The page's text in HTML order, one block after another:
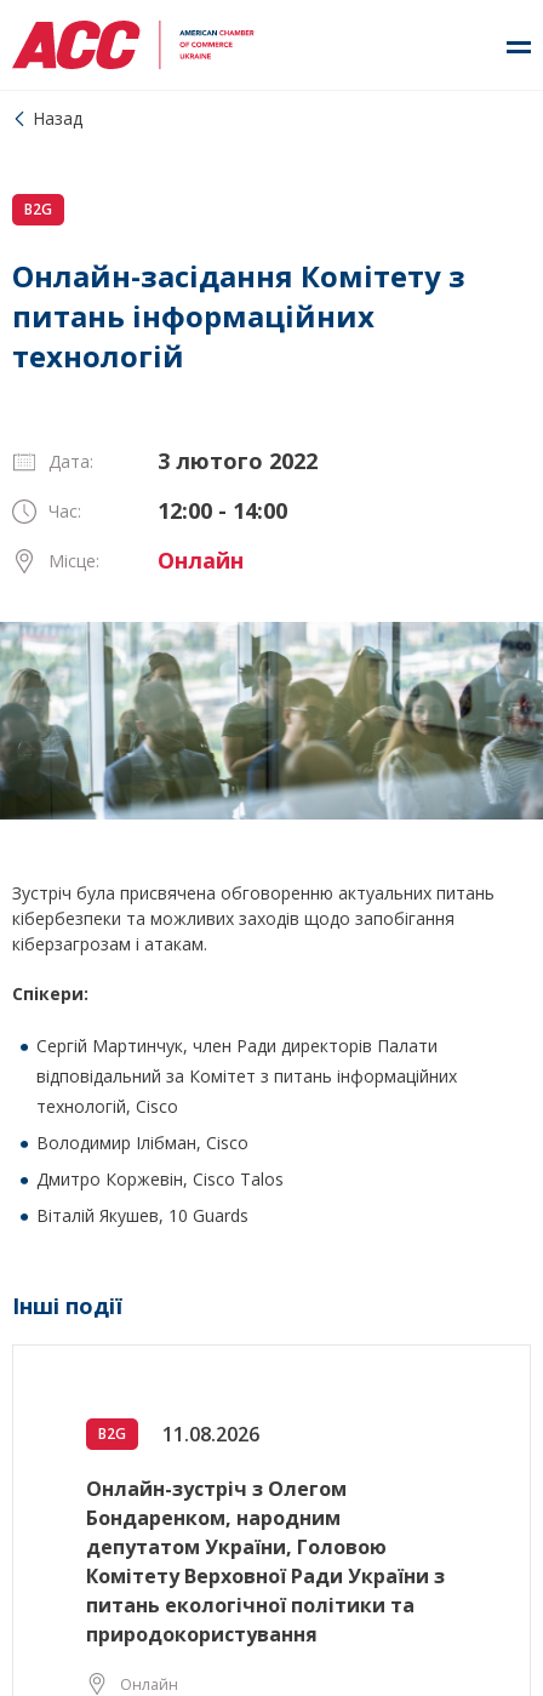
Назад
B2G
Онлайн-засідання Комітету з
питань інформаційних
технологій
Дата: 3 лютого 2022
Час: 12:00 - 14:00
Місце: Онлайн
Зустріч була присвячена обговоренню актуальних питань
кібербезпеки та можливих заходів щодо запобігання
кіберзагрозам і атакам.
Спікери:
Сергій Мартинчук, член Ради директорів Палати
відповідальний за Комітет з питань інформаційних
технологій, Cisco
Володимир Ілібман, Cisco
Дмитро Коржевін, Cisco Talos
Віталій Якушев, 10 Guards
Інші події
B2G 11.08.2026
Онлайн-зустріч з Олегом
Бондаренком, народним
депутатом України, Головою
Комітету Верховної Ради України з
питань екологічної політики та
природокористування
Онлайн